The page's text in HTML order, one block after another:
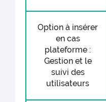
Option à insérer
en cas
plateforme :
Gestion et le
suivi des
utilisateurs